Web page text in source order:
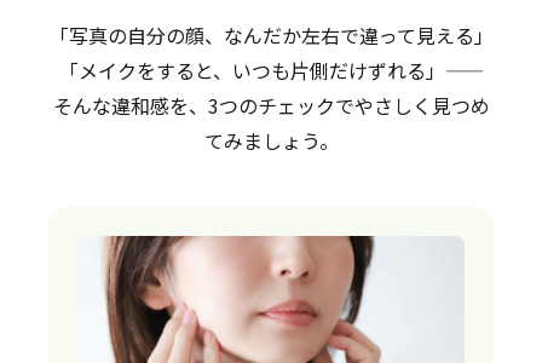
「写真の自分の顔、なんだか左右で違って見える」
「メイクをすると、いつも片側だけずれる」——
そんな違和感を、3つのチェックでやさしく見つめ
てみましょう。